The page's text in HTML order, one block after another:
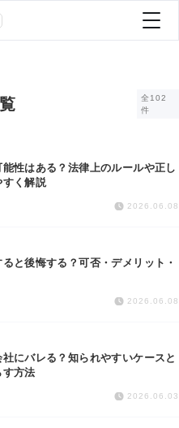
へ
全102
件
性はある？法律上のルールや正し
すく解説
2026.06.08
と後悔する？可否・デメリット・
2026.06.08
にバレる？知られやすいケースと
す方法
2026.06.03